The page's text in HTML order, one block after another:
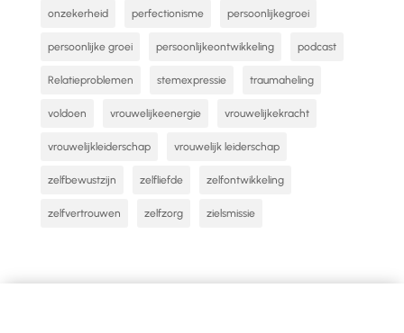
onzekerheid perfectionisme persoonlijkegroei
persoonlijke groei persoonlijkeontwikkeling podcast
Relatieproblemen stemexpressie traumaheling
voldoen vrouwelijkeenergie vrouwelijkekracht
vrouwelijkleiderschap vrouwelijk leiderschap
zelfbewustzijn zelfliefde zelfontwikkeling
zelfvertrouwen zelfzorg zielsmissie